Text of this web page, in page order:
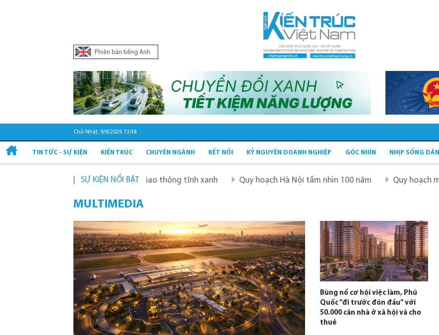
Phiên bản tiếng Anh
Chủ Nhật, 9/8/2026 13:38
TIN TỨC - SỰ KIỆN KIẾN TRÚC CHUYÊN NGÀNH KẾT NỐI KỶ NGUYÊN DOANH NGHIỆP GÓC NHÌN NHỊP SỐNG
SỰ KIỆN NỔI BẬT
và phát triển hạ tầng giao thông tĩnh xanh Quy hoạch Hà Nội tầm nhìn 100 năm Quy hoạch mới sau
MULTIMEDIA
Bùng nổ cơ hội việc làm, Phú
Quốc “đi trước đón đầu” với
50.000 căn nhà ở xã hội và cho
thuê